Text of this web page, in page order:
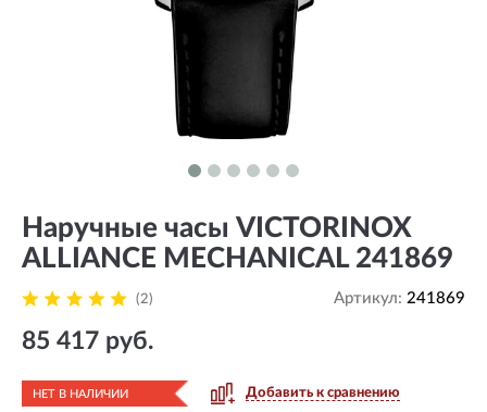
Наручные часы VICTORINOX
ALLIANCE MECHANICAL 241869
(2) Артикул: 241869
85 417 руб.
НЕТ В НАЛИЧИИ Добавить к сравнению